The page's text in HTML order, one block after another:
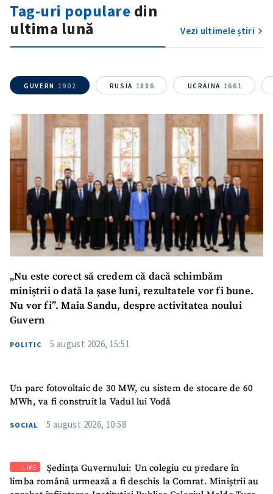
SUSȚINE
Tag-uri populare din
ultima lună
Vezi ultimele știri
GUVERN 1902 RUSIA 1886 UCRAINA 1661
„Nu este corect să credem că dacă schimbăm
miniștrii o dată la șase luni, rezultatele vor fi bune.
Nu vor fi”. Maia Sandu, despre activitatea noului
Guvern
POLITIC 5 august 2026, 15:51
Un parc fotovoltaic de 30 MW, cu sistem de stocare de 60
MWh, va fi construit la Vadul lui Vodă
SOCIAL 5 august 2026, 10:58
LIVE
Ședința Guvernului: Un colegiu cu predare în
limba română urmează a fi deschis la Comrat. Miniștrii au